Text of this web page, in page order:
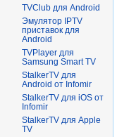
TVClub для Android
Эмулятор IPTV
приставок для
Android
TVPlayer для
Samsung Smart TV
StalkerTV для
Android от Infomir
StalkerTV для iOS от
Infomir
StalkerTV для Apple
TV